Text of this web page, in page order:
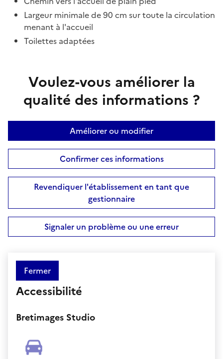
Largeur minimale de 90 cm sur toute la circulation
menant à l'accueil
Toilettes adaptées
Voulez-vous améliorer la
qualité des informations ?
Améliorer ou modifier
Confirmer ces informations
Revendiquer l'établissement en tant que
gestionnaire
Signaler un problème ou une erreur
Fermer
Accessibilité
Bretimages Studio